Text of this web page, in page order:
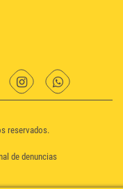
instagramWhatsapp
reservados.
de denuncias